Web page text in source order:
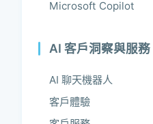
Microsoft Copilot
AI 客戶洞察與服務
AI 聊天機器人
客戶體驗